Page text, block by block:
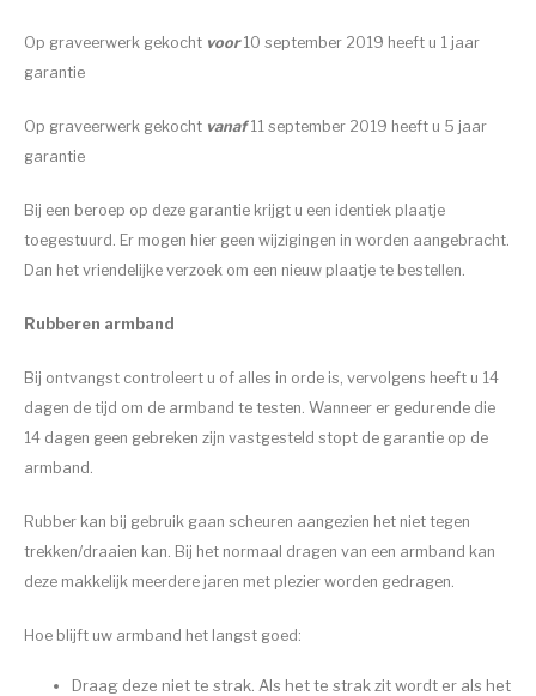
Op graveerwerk gekocht voor10 september 2019 heeft u 1 jaar
garantie
Op graveerwerk gekocht vanaf11 september 2019 heeft u 5 jaar
garantie
Bij een beroep op deze garantie krijgt u een identiek plaatje
toegestuurd. Er mogen hier geen wijzigingen in worden aangebracht.
Dan het vriendelijke verzoek om een nieuw plaatje te bestellen.
Rubberen armband
Bij ontvangst controleert u of alles in orde is, vervolgens heeft u 14
dagen de tijd om de armband te testen. Wanneer er gedurende die
14 dagen geen gebreken zijn vastgesteld stopt de garantie op de
armband.
Rubber kan bij gebruik gaan scheuren aangezien het niet tegen
trekken/draaien kan. Bij het normaal dragen van een armband kan
deze makkelijk meerdere jaren met plezier worden gedragen.
Hoe blijft uw armband het langst goed:
Draag deze niet te strak. Als het te strak zit wordt er als het